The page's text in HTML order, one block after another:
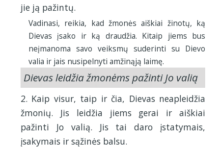
jie ją pažintų.
Vadinasi, reikia, kad žmonės aiškiai žinotų, ką
Dievas įsako ir ką draudžia. Kitaip jiems bus
neįmanoma savo veiksmų suderinti su Dievo
valia ir jais nusipelnyti amžinąją laimę.
Dievas leidžia žmonėms pažinti Jo valią
2. Kaip visur, taip ir čia, Dievas neapleidžia
žmonių. Jis leidžia jiems gerai ir aiškiai
pažinti Jo valią. Jis tai daro įstatymais,
įsakymais ir sąžinės balsu.